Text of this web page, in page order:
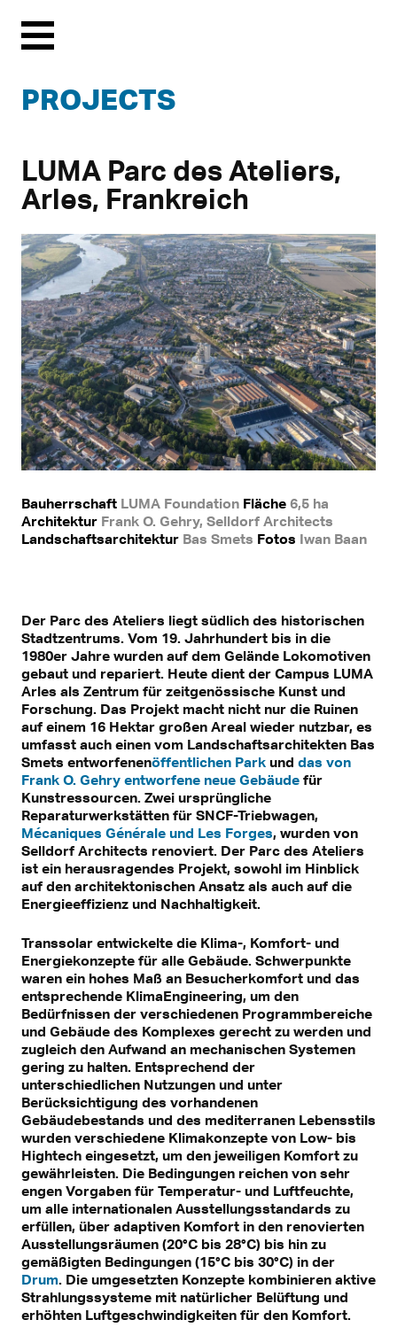
Menu
PROJECTS
LUMA Parc des Ateliers,
Arles, Frankreich
Bauherrschaft LUMA Foundation Fläche 6,5 ha
Architektur Frank O. Gehry, Selldorf Architects
Landschaftsarchitektur Bas Smets Fotos Iwan Baan
Der Parc des Ateliers liegt südlich des historischen
Stadtzentrums. Vom 19. Jahrhundert bis in die
1980er Jahre wurden auf dem Gelände Lokomotiven
gebaut und repariert. Heute dient der Campus LUMA
Arles als Zentrum für zeitgenössische Kunst und
Forschung. Das Projekt macht nicht nur die Ruinen
auf einem 16 Hektar großen Areal wieder nutzbar, es
umfasst auch einen vom Landschaftsarchitekten Bas
Smets entworfenenöffentlichen Park und das von
Frank O. Gehry entworfene neue Gebäude für
Kunstressourcen. Zwei ursprüngliche
Reparaturwerkstätten für SNCF-Triebwagen,
Mécaniques Générale und Les Forges, wurden von
Selldorf Architects renoviert. Der Parc des Ateliers
ist ein herausragendes Projekt, sowohl im Hinblick
auf den architektonischen Ansatz als auch auf die
Energieeffizienz und Nachhaltigkeit.
Transsolar entwickelte die Klima-, Komfort- und
Energiekonzepte für alle Gebäude. Schwerpunkte
waren ein hohes Maß an Besucherkomfort und das
entsprechende KlimaEngineering, um den
Bedürfnissen der verschiedenen Programmbereiche
und Gebäude des Komplexes gerecht zu werden und
zugleich den Aufwand an mechanischen Systemen
gering zu halten. Entsprechend der
unterschiedlichen Nutzungen und unter
Berücksichtigung des vorhandenen
Gebäudebestands und des mediterranen Lebensstils
wurden verschiedene Klimakonzepte von Low- bis
Hightech eingesetzt, um den jeweiligen Komfort zu
gewährleisten. Die Bedingungen reichen von sehr
engen Vorgaben für Temperatur- und Luftfeuchte,
um alle internationalen Ausstellungsstandards zu
erfüllen, über adaptiven Komfort in den renovierten
Ausstellungsräumen (20°C bis 28°C) bis hin zu
gemäßigten Bedingungen (15°C bis 30°C) in der
Drum. Die umgesetzten Konzepte kombinieren aktive
Strahlungssysteme mit natürlicher Belüftung und
erhöhten Luftgeschwindigkeiten für den Komfort.